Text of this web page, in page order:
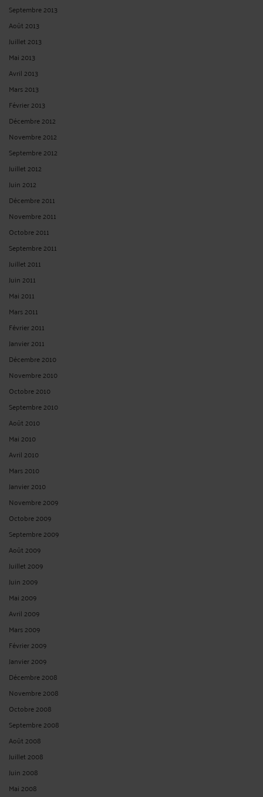
Septembre 2013
Août 2013
Juillet 2013
Mai 2013
Avril 2013
Mars 2013
Février 2013
Décembre 2012
Novembre 2012
Septembre 2012
Juillet 2012
Juin 2012
Décembre 2011
Novembre 2011
Octobre 2011
Septembre 2011
Juillet 2011
Juin 2011
Mai 2011
Mars 2011
Février 2011
Janvier 2011
Décembre 2010
Novembre 2010
Octobre 2010
Septembre 2010
Août 2010
Mai 2010
Avril 2010
Mars 2010
Janvier 2010
Novembre 2009
Octobre 2009
Septembre 2009
Août 2009
Juillet 2009
Juin 2009
Mai 2009
Avril 2009
Mars 2009
Février 2009
Janvier 2009
Décembre 2008
Novembre 2008
Octobre 2008
Septembre 2008
Août 2008
Juillet 2008
Juin 2008
Mai 2008